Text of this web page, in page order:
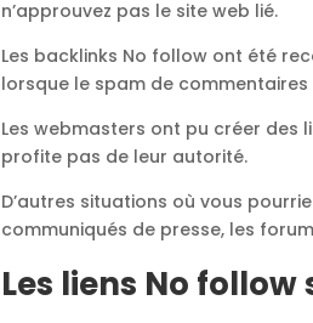
n’approuvez pas le site web lié.
Les backlinks No follow ont été
lorsque le spam de
Les webmasters ont pu créer des
profite pas de leur autorité.
D’autres situations où vous
communiqués de presse, les
Les liens No